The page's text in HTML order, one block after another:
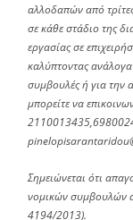
αλλοδαπών από
σε κάθε στάδιο της
εργασίας σε
καλύπτοντας ανάλογα
συμβουλές ή για την
μπορείτε να
Σημειώνεται ότι
νομικών συμβουλών
4194/2013).